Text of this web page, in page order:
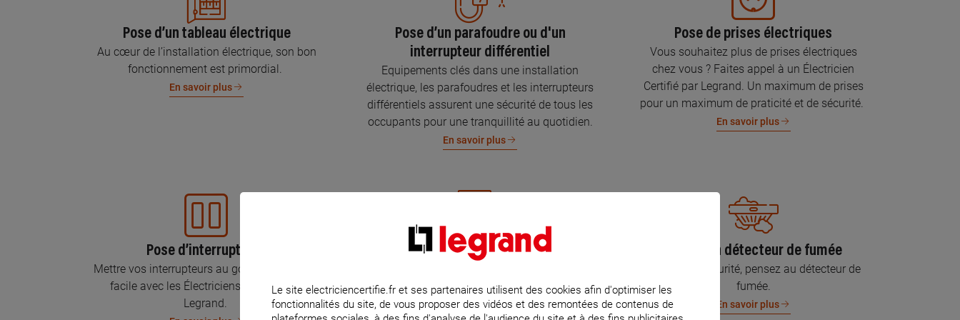
Pose d’un tableau électrique
Au cœur de l’installation électrique, son bon
fonctionnement est primordial.
En savoir plus
Pose d’un parafoudre ou d'un
interrupteur différentiel
Equipements clés dans une installation
électrique, les parafoudres et les interrupteurs
différentiels assurent une sécurité de tous les
occupants pour une tranquillité au quotidien.
En savoir plus
Pose de prises électriques
Vous souhaitez plus de prises électriques
chez vous ? Faites appel à un Électricien
Certifié par Legrand. Un maximum de prises
pour un maximum de praticité et de sécurité.
En savoir plus
Pose d’interrupteurs
Mettre vos interrupteurs au goût du jour, c’est
facile avec les Électriciens Certifiés par
Legrand.
Mise aux normes de l’installation
Parce que l’électricité implique la sécurité et la
protection de votre famille et de vos biens,
Pose d’un détecteur de fumée
Pour votre sécurité, pensez au détecteur de
fumée.
En savoir plus
Le site electriciencertifie.fr et ses partenaires utilisent des cookies afin d'optimiser les
fonctionnalités du site, de vous proposer des vidéos et des remontées de contenus de